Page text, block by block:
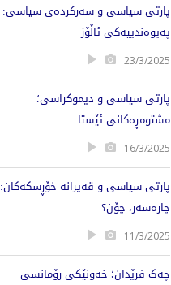
پارتی سیاسی و سەرکردەی سیاسی:
پەیوەندییەکی ئاڵۆز
23/3/2025
پارتی سیاسی و دیموکراسی؛
مشتومڕەکانی ئێستا
16/3/2025
پارتی سیاسی و قەیرانە خۆڕسکەکان:
چارەسەر، چۆن؟
11/3/2025
چەک فرێدان؛ خەونێکی رۆمانسی